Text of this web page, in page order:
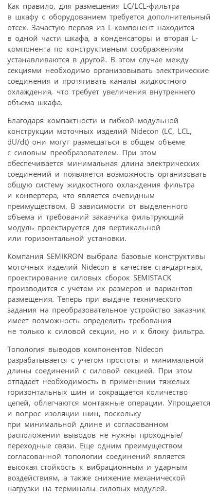
Как правило, для размещения LC/LCL-фильтра
в шкафу с оборудованием требуется дополнительный
отсек. Зачастую первая из L-компонент находится
в одной части шкафа, а конденсаторы и вторая L-
компонента по конструктивным соображениям
устанавливаются в другой. В этом случае между
секциями необходимо организовывать электрические
соединения и протягивать каналы жидкостного
охлаждения, что требует увеличения внутреннего
объема шкафа.
Благодаря компактности и гибкой модульной
конструкции моточных изделий Nidecon (LC, LCL,
dU/dt) они могут размещаться в общем объеме
с силовым преобразователем. При этом
обеспечивается минимальная длина электрических
соединений и появляется возможность организовать
общую систему жидкостного охлаждения фильтра
и конвертера, что является очевидным
преимуществом. В зависимости от выделенного
объема и требований заказчика фильтрующий
модуль проектируется для вертикальной
или горизонтальной установки.
Компания SEMIKRON выбрала базовые конструктивы
моточных изделий Nidecon в качестве стандартных,
проектирование силовых сборок SEMISTACK
производится с учетом их размеров и вариантов
размещения. Теперь при выдаче технического
задания на преобразовательное устройство заказчик
имеет возможность определить требования
не только к силовой секции, но и к блоку фильтра.
Топология выводов компонентов Nidecon
разрабатывается с учетом простоты и минимальной
длины соединений с силовой секцией. При этом
отпадает необходимость в применении тяжелых
горизонтальных шин и сокращается количество
цепей, облегчаются монтажные операции. Упрощается
и вопрос изоляции шин, поскольку
при минимальной длине и согласованном
расположении выводов не нужны проходные/
переходные связи. Еще одним преимуществом
согласованной топологии соединений является
высокая стойкость к вибрационным и ударным
воздействиям, а также снижение механической
нагрузки на терминалы силовых модулей.